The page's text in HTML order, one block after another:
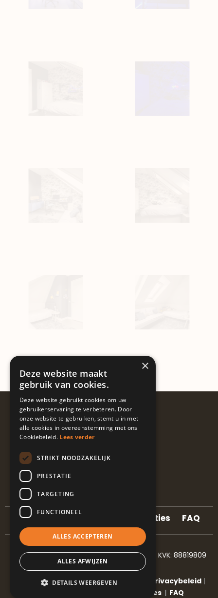
Volg ons
@guapalocaties
I
n
s
t
a
g
r
a
m
L
i
n
e
i
-
n
E
n
v
l
p
Contact Locaties Referenties FAQ
hola@guapalocaties.nl|+31850786301 | KVK: 88819809
©Copyright 2023-2026 Guapa locaties | Privacybeleid |
Cookies | FAQ
×
Deze website maakt
gebruik van cookies.
Deze website gebruikt cookies om uw
gebruikerservaring te verbeteren. Door
onze website te gebruiken, stemt u in met
alle cookies in overeenstemming met ons
Cookiebeleid. Lees verder
STRIKT NOODZAKELIJK
PRESTATIE
TARGETING
FUNCTIONEEL
ALLES ACCEPTEREN
ALLES AFWIJZEN
DETAILS WEERGEVEN